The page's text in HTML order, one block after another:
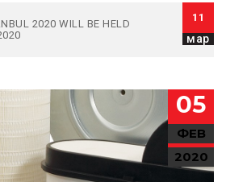
2020 WILL BE HELD
11
мар
05
ФЕВ
2020